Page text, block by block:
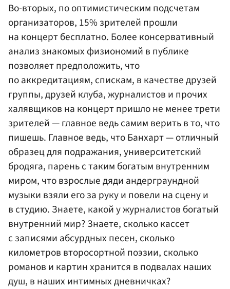
Во-вторых, по оптимистическим подсчетам
организаторов, 15% зрителей прошли
на концерт бесплатно. Более консервативный
анализ знакомых физиономий в публике
позволяет предположить, что
по аккредитациям, спискам, в качестве друзей
группы, друзей клуба, журналистов и прочих
халявщиков на концерт пришло не менее трети
зрителей — главное ведь самим верить в то, что
пишешь. Главное ведь, что Банхарт — отличный
образец для подражания, университетский
бродяга, парень с таким богатым внутренним
миром, что взрослые дяди андерграундной
музыки взяли его за руку и повели на сцену и
в студию. Знаете, какой у журналистов богатый
внутренний мир? Знаете, сколько кассет
с записями абсурдных песен, сколько
километров второсортной поэзии, сколько
романов и картин хранится в подвалах наших
душ, в наших интимных дневничках?